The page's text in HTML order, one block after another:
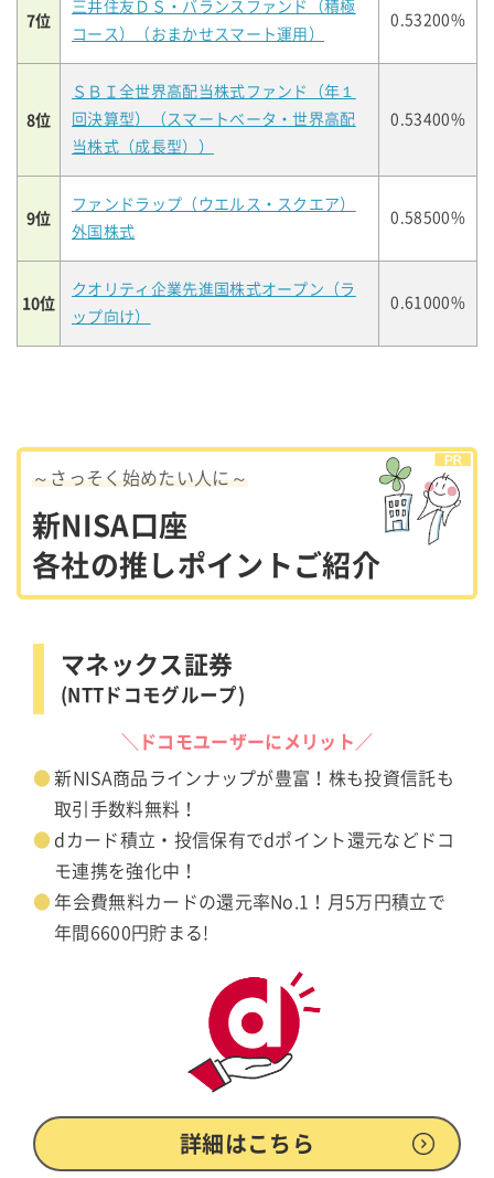
7位
三井住友ＤＳ・バランスファンド（積極
コース）（おまかせスマート運用）
0.53200%
8位
ＳＢＩ全世界高配当株式ファンド（年１
回決算型）（スマートベータ・世界高配
当株式（成長型））
0.53400%
9位
ファンドラップ（ウエルス・スクエア）
外国株式
0.58500%
10位
クオリティ企業先進国株式オープン（ラ
ップ向け）
0.61000%
～さっそく始めたい人に～
新NISA口座
各社の推しポイントご紹介
マネックス証券
(NTTドコモグループ)
＼ドコモユーザーにメリット／
新NISA商品ラインナップが豊富！株も投資信託も
取引手数料無料！
dカード積立・投信保有でdポイント還元などドコ
モ連携を強化中！
年会費無料カードの還元率No.1！月5万円積立で
年間6600円貯まる!
詳細はこちら